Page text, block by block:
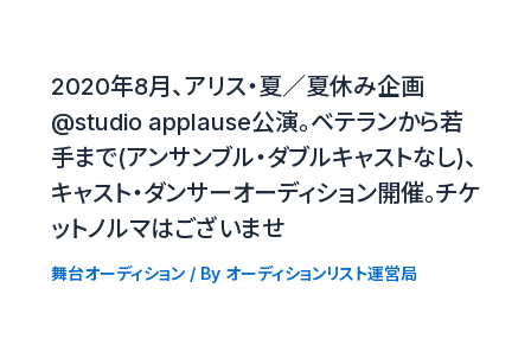
2020年8月、アリス・夏／夏休み企画
@studio applause公演。ベテランから若
手まで(アンサンブル・ダブルキャストなし)、
キャスト・ダンサーオーディション開催。チケ
ットノルマはございませ
舞台オーディション/ By オーディションリスト運営局